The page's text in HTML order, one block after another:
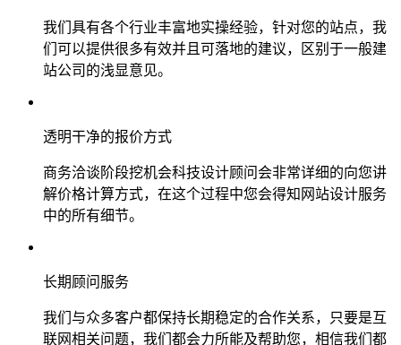
我们具有各个行业丰富地实操经验，针对您的站点，我
们可以提供很多有效并且可落地的建议，区别于一般建
站公司的浅显意见。
透明干净的报价方式
商务洽谈阶段挖机会科技设计顾问会非常详细的向您讲
解价格计算方式，在这个过程中您会得知网站设计服务
中的所有细节。
长期顾问服务
我们与众多客户都保持长期稳定的合作关系，只要是互
联网相关问题，我们都会力所能及帮助您，相信我们都